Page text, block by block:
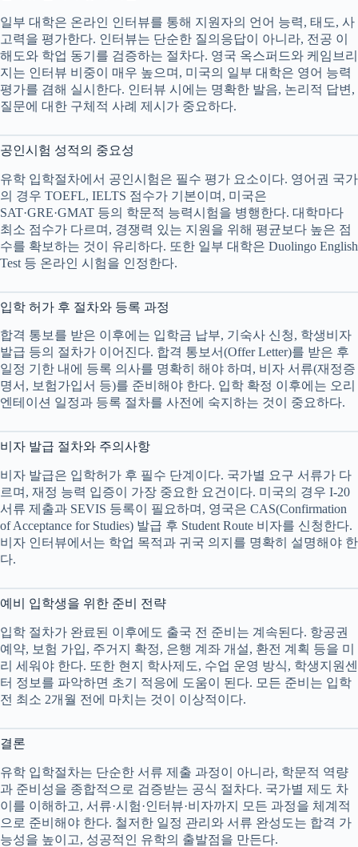
일부 대학은 온라인 인터뷰를 통해 지원자의 언어 능력, 태도, 사
고력을 평가한다. 인터뷰는 단순한 질의응답이 아니라, 전공 이
해도와 학업 동기를 검증하는 절차다. 영국 옥스퍼드와 케임브리
지는 인터뷰 비중이 매우 높으며, 미국의 일부 대학은 영어 능력
평가를 겸해 실시한다. 인터뷰 시에는 명확한 발음, 논리적 답변,
질문에 대한 구체적 사례 제시가 중요하다.
공인시험 성적의 중요성
유학 입학절차에서 공인시험은 필수 평가 요소이다. 영어권 국가
의 경우 TOEFL, IELTS 점수가 기본이며, 미국은
SAT·GRE·GMAT 등의 학문적 능력시험을 병행한다. 대학마다
최소 점수가 다르며, 경쟁력 있는 지원을 위해 평균보다 높은 점
수를 확보하는 것이 유리하다. 또한 일부 대학은 Duolingo English
Test 등 온라인 시험을 인정한다.
입학 허가 후 절차와 등록 과정
합격 통보를 받은 이후에는 입학금 납부, 기숙사 신청, 학생비자
발급 등의 절차가 이어진다. 합격 통보서(Offer Letter)를 받은 후
일정 기한 내에 등록 의사를 명확히 해야 하며, 비자 서류(재정증
명서, 보험가입서 등)를 준비해야 한다. 입학 확정 이후에는 오리
엔테이션 일정과 등록 절차를 사전에 숙지하는 것이 중요하다.
비자 발급 절차와 주의사항
비자 발급은 입학허가 후 필수 단계이다. 국가별 요구 서류가 다
르며, 재정 능력 입증이 가장 중요한 요건이다. 미국의 경우 I-20
서류 제출과 SEVIS 등록이 필요하며, 영국은 CAS(Confirmation
of Acceptance for Studies) 발급 후 Student Route 비자를 신청한다.
비자 인터뷰에서는 학업 목적과 귀국 의지를 명확히 설명해야 한
다.
예비 입학생을 위한 준비 전략
입학 절차가 완료된 이후에도 출국 전 준비는 계속된다. 항공권
예약, 보험 가입, 주거지 확정, 은행 계좌 개설, 환전 계획 등을 미
리 세워야 한다. 또한 현지 학사제도, 수업 운영 방식, 학생지원센
터 정보를 파악하면 초기 적응에 도움이 된다. 모든 준비는 입학
전 최소 2개월 전에 마치는 것이 이상적이다.
결론
유학 입학절차는 단순한 서류 제출 과정이 아니라, 학문적 역량
과 준비성을 종합적으로 검증받는 공식 절차다. 국가별 제도 차
이를 이해하고, 서류·시험·인터뷰·비자까지 모든 과정을 체계적
으로 준비해야 한다. 철저한 일정 관리와 서류 완성도는 합격 가
능성을 높이고, 성공적인 유학의 출발점을 만든다.